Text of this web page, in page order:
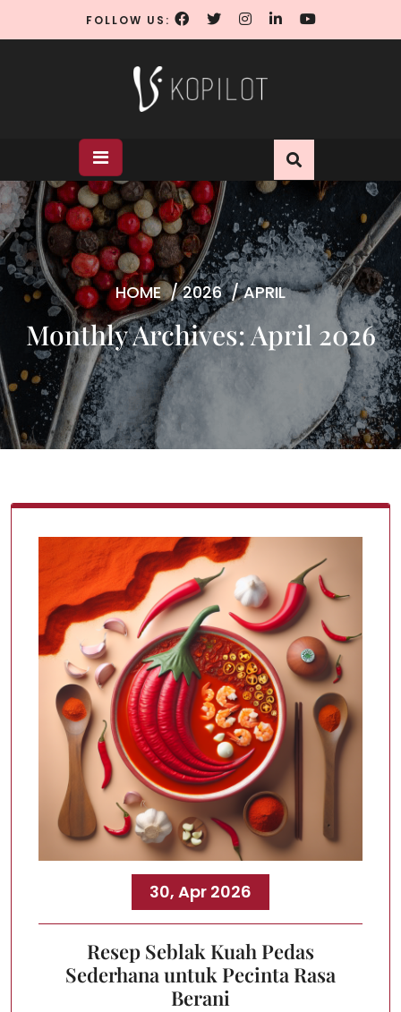
FOLLOW US:
HOME/2026/APRIL
Monthly Archives: April 2026
30, Apr 2026
Resep Seblak Kuah Pedas
Sederhana untuk Pecinta Rasa
Berani